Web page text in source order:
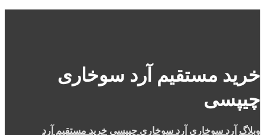
خرید مستقیم آرد سوخاری
چیپسی
وبلاگ آرد سوخاری آرد سوخاری چیپسی خرید مستقیم آرد